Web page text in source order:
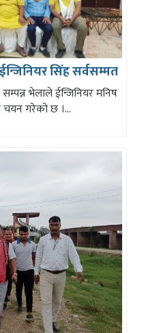
सिंह सर्वसम्मत
भेलाले ईन्जिनियर मनिष
चयन गरेको छ ।...